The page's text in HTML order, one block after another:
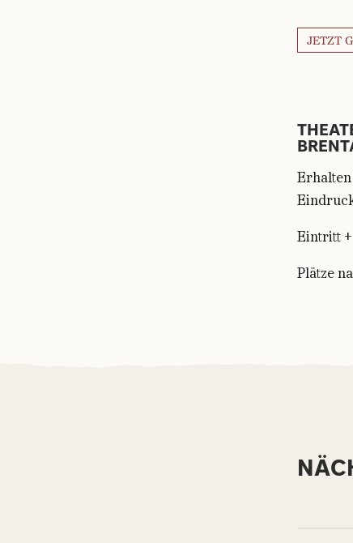
JETZT
Erhalten
Eintritt
Plätze